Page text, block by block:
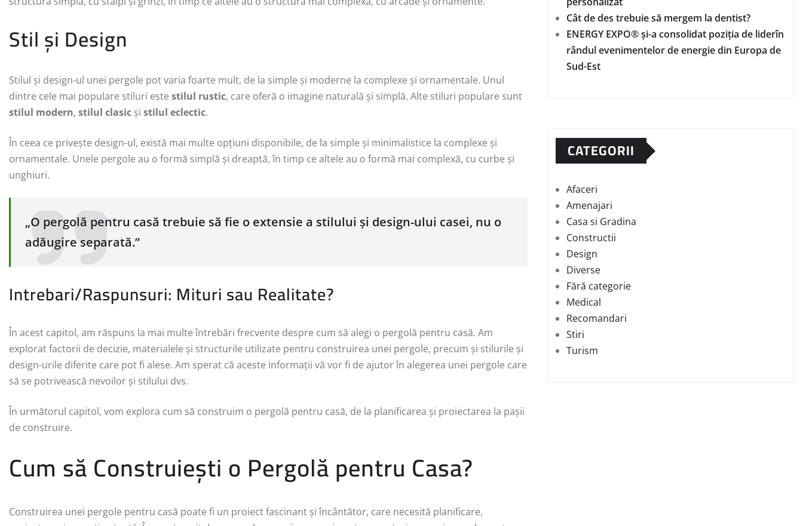
Stil și Design
Stilul și design-ul unei pergole pot varia foarte mult, de la simple și moderne la complexe și ornamentale. Unul
dintre cele mai populare stiluri este stilul rustic, care oferă o imagine naturală și simplă. Alte stiluri populare sunt
stilul modern, stilul clasic și stilul eclectic.
În ceea ce privește design-ul, există mai multe opțiuni disponibile, de la simple și minimalistice la complexe și
ornamentale. Unele pergole au o formă simplă și dreaptă, în timp ce altele au o formă mai complexă, cu curbe și
unghiuri.
„O pergolă pentru casă trebuie să fie o extensie a stilului și design-ului casei, nu o
adăugire separată.”
Intrebari/Raspunsuri: Mituri sau Realitate?
În acest capitol, am răspuns la mai multe întrebări frecvente despre cum să alegi o pergolă pentru casă. Am
explorat factorii de decizie, materialele și structurile utilizate pentru construirea unei pergole, precum și stilurile și
design-urile diferite care pot fi alese. Am sperat că aceste informații vă vor fi de ajutor în alegerea unei pergole care
să se potrivească nevoilor și stilului dvs.
În următorul capitol, vom explora cum să construim o pergolă pentru casă, de la planificarea și proiectarea la pașii
de construire.
Cum să Construiești o Pergolă pentru Casa?
Construirea unei pergole pentru casă poate fi un proiect fascinant și încântător, care necesită planificare,
Cât de des trebuie să mergem la dentist?
ENERGY EXPO® și-a consolidat poziția de liderîn
rândul evenimentelor de energie din Europa de
Sud-Est
CATEGORII
Afaceri
Amenajari
Casa si Gradina
Constructii
Design
Diverse
Fără categorie
Medical
Recomandari
Stiri
Turism